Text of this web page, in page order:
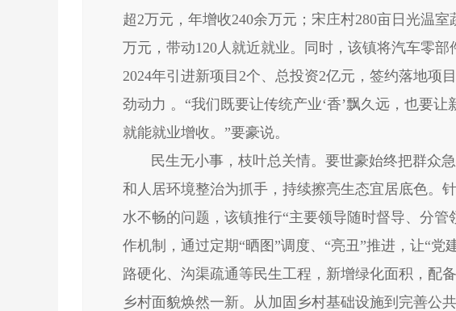
超2万元，年增收240余万元；宋庄村280亩日光温
万元，带动120人就近就业。同时，该镇将汽车零部
2024年引进新项目2个、总投资2亿元，签约落地项
劲动力 。“我们既要让传统产业‘香’飘久远，也要
就能就业增收。”要豪说。
民生无小事，枝叶总关情。要世豪始终把群众急
和人居环境整治为抓手，持续擦亮生态宜居底色。
水不畅的问题，该镇推行“主要领导随时督导、分
作机制，通过定期“晒图”调度、“亮丑”推进，让“党
路硬化、沟渠疏通等民生工程，新增绿化面积，配
乡村面貌焕然一新。从加固乡村基础设施到完善公